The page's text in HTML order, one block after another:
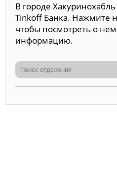
В городе
Tinkoff Банка. Нажмите
чтобы посмотреть о
информацию.